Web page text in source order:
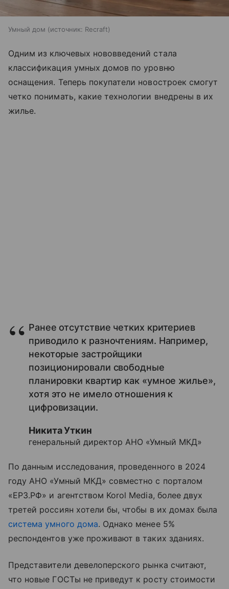
Умный дом источник: Recraft
Одним из ключевых нововведений стала
классификация умных домов по уровню
оснащения. Теперь покупатели новостроек смогут
четко понимать, какие технологии внедрены в их
жилье.
Ранее отсутствие четких критериев
приводило к разночтениям. Например,
некоторые застройщики
позиционировали свободные
планировки квартир как «умное жилье»,
хотя это не имело отношения к
цифровизации.
Никита Уткин
генеральный директор АНО «Умный МКД»
По данным исследования, проведенного в 2024
году АНО «Умный МКД» совместно с порталом
«ЕРЗ.РФ» и агентством Korol Media, более двух
третей россиян хотели бы, чтобы в их домах была
система умного дома. Однако менее 5%
респондентов уже проживают в таких зданиях.
Представители девелоперского рынка считают,
что новые ГОСТы не приведут к росту стоимости